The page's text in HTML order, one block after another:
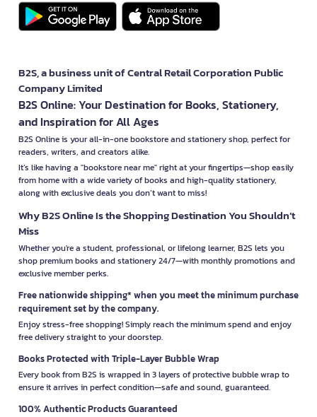
B2S, a business unit of Central Retail Corporation Public
Company Limited
B2S Online: Your Destination for Books, Stationery,
and Inspiration for All Ages
B2S Online is your all-in-one bookstore and stationery shop, perfect for
readers, writers, and creators alike.
It’s like having a "bookstore near me" right at your fingertips—shop easily
from home with a wide variety of books and high-quality stationery,
along with exclusive deals you don’t want to miss!
Why B2S Online Is the Shopping Destination You Shouldn’t
Miss
Whether you're a student, professional, or lifelong learner, B2S lets you
shop premium books and stationery 24/7—with monthly promotions and
exclusive member perks.
Free nationwide shipping* when you meet the minimum purchase
requirement set by the company.
Enjoy stress-free shopping! Simply reach the minimum spend and enjoy
free delivery straight to your doorstep.
Books Protected with Triple-Layer Bubble Wrap
Every book from B2S is wrapped in 3 layers of protective bubble wrap to
ensure it arrives in perfect condition—safe and sound, guaranteed.
100% Authentic Products Guaranteed